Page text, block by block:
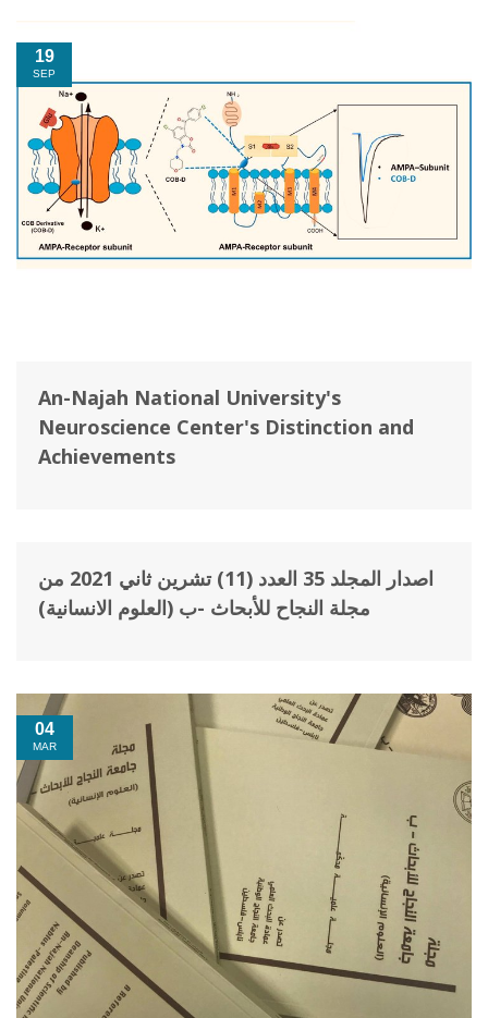
19
SEP
An-Najah National University's
Neuroscience Center's Distinction and
Achievements
01
NOV
اصدار المجلد 35 العدد (11) تشرين ثاني 2021 من
مجلة النجاح للأبحاث -ب (العلوم الانسانية)
04
MAR